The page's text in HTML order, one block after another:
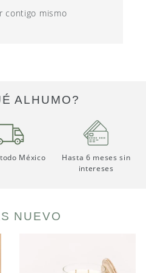
contigo mismo
ALHUMO?
México
Hasta 6 meses sin
intereses
NUEVO